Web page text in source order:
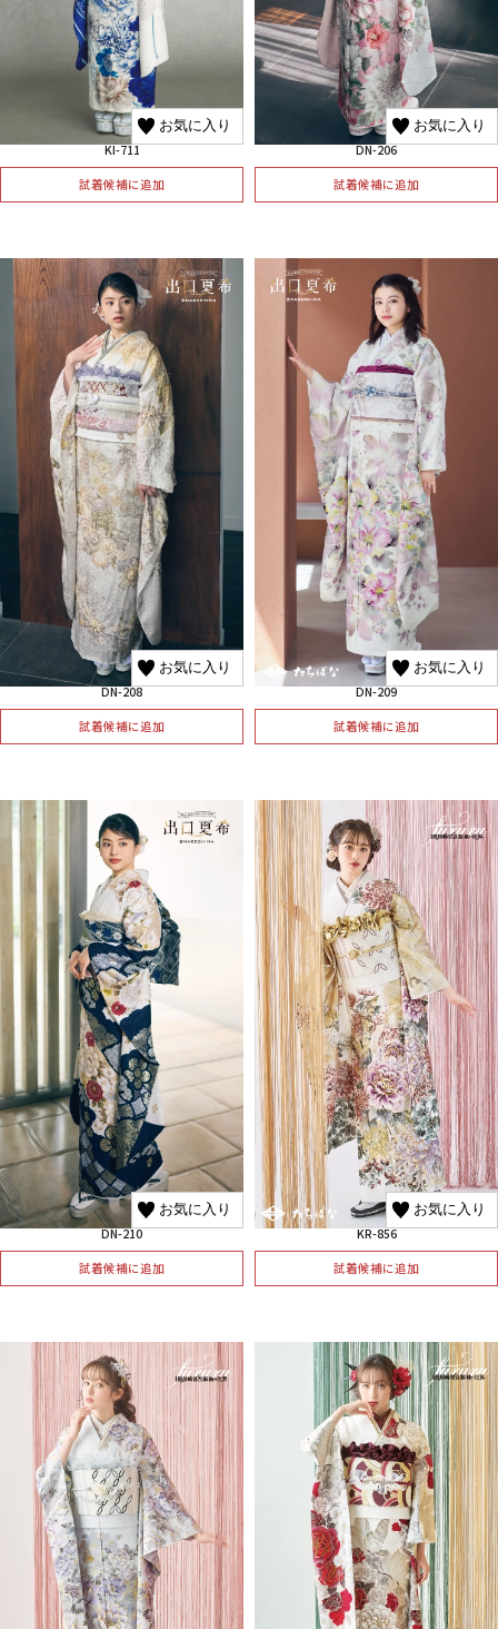
お気に入り
KI-711
試着候補に追加
お気に入り
DN-206
試着候補に追加
お気に入り
DN-208
試着候補に追加
お気に入り
DN-209
試着候補に追加
お気に入り
DN-210
試着候補に追加
お気に入り
KR-856
試着候補に追加